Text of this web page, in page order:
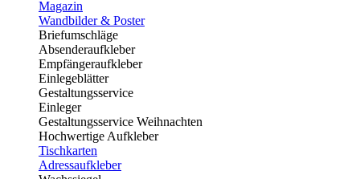
Magazin
Wandbilder & Poster
Briefumschläge
Absenderaufkleber
Empfängeraufkleber
Einlegeblätter
Gestaltungsservice
Einleger
Gestaltungsservice Weihnachten
Hochwertige Aufkleber
Tischkarten
Adressaufkleber